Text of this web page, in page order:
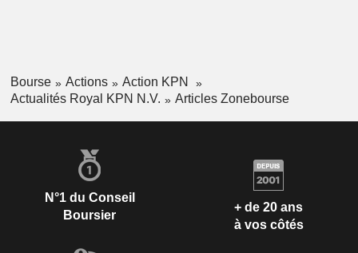
Bourse Actions
Action KPN
Actualités Royal KPN N.V.
Articles Zonebourse
N°1 du Conseil
Boursier
+ de 20 ans
à vos côtés